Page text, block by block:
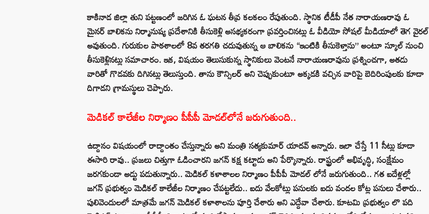
కాకినాడ జిల్లా తుని పట్టణంలో జరిగిన ఓ ఘటన తీవ్ర కలకలం రేపుతుంది. స్థానిక టీడీపీ నేత నారాయణరావు ఓ
మైనర్ బాలికను నిర్మానుష్య ప్రదేశానికి తీసుకెళ్లి అసభ్యకరంగా ప్రవర్తించినట్లు ఓ వీడియో సోషల్ మీడియాలో తెగ వైరల్
అవుతుంది. గురుకుల పాఠశాలలో 8వ తరగతి చదువుతున్న ఆ బాలికను “ఇంటికి తీసుకెళ్తాను” అంటూ స్కూల్ నుంచి
తీసుకెళ్లినట్లు సమాచారం. ఇక, విషయం తెలుసుకున్న స్థానికులు వెంటనే నారాయణరావును ప్రశ్నించగా, అతడు
వారితో గొడవకు దిగినట్లు తెలుస్తుంది. తాను కౌన్సిలర్ అని చెప్పుకుంటూ అక్కడకి వచ్చిన వారిపై బెదిరింపులకు కూడా
దిగాడని గ్రామస్థులు చెప్పారు.
మెడికల్ కాలేజీల నిర్మాణం పీపీపీ మోడల్⁬లోనే జరుగుతుంది..
ఉద్దానం‌ విషయంలో రాద్దాంతం చేస్తున్నారు అని మంత్రి సత్యకుమార్ యాదవ్ అన్నారు. ఇలా చేస్తే 11 సీట్లు కూడా
ఈసారి రావు.. ప్రజలు చిత్తుగా ఓడించారని జగన్ కక్ష కట్టాడు అని పేర్కొన్నారు. రాష్ట్రంలో అభివృద్ధి, సంక్షేమం
జరగకుండా అడ్టు పడుతున్నారు.. మెడికల్ కళాశాలల నిర్మాణం పీపీపీ మోడల్ లోనే జరుగుతుంది.. గత‌ ఐదేళ్లల్లో
జగన్ ప్రభుత్వం ‌మెడికల్‌ కాలేజీల నిర్మాణం చేపట్టలేదు.. ఐదు వేల‌కోట్లు పనులకు ఐదు వందల‌ కోట్ల పనులు చేశారు..
పులివెందులలో మాత్రమే జగన్ మెడికల్ కళాశాలను పూర్తి చేశారు అని ఎద్దేవా చేశారు. కూటమి ప్రభుత్వం లొ పది